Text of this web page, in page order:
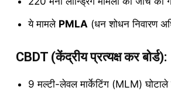
ये मामले PMLA(धन शोधन निवारण
CBDT (केंद्रीय प्रत्यक्ष कर बोर्ड):
9 मल्टी-लेवल मार्केटिंग (MLM)